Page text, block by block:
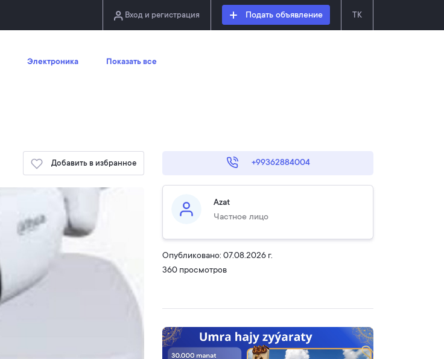
Вход и регистрация Подать объявление TK
Электроника Показать все
Добавить в избранное +99362884004
Azat
Частное лицо
Опубликовано: 07.08.2026 г.
360 просмотров